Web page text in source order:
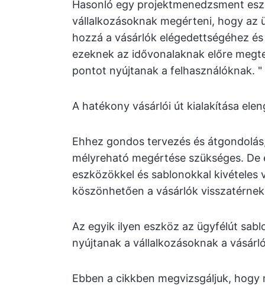
Hasonló egy projektmenedzsment
vállalkozásoknak megérteni, hogy az
hozzá a vásárlók elégedettségéhez
ezeknek az idővonalaknak előre
pontot nyújtanak a felhasználóknak.
A hatékony vásárlói út kialakítása
Ehhez gondos tervezés és
mélyreható megértése szükséges.
eszközökkel és sablonokkal
köszönhetően a vásárlók
Az egyik ilyen eszköz az ügyfélút
nyújtanak a vállalkozásoknak a
Ebben a cikkben megvizsgáljuk,